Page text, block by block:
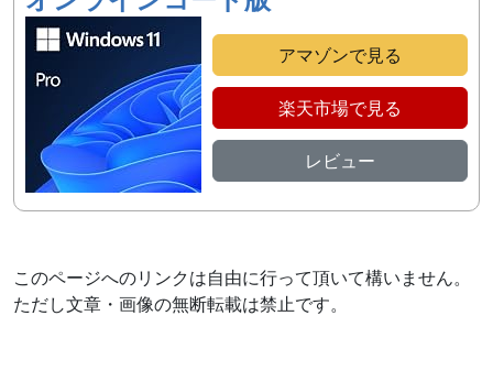
アマゾンで見る
楽天市場で見る
レビュー
このページへのリンクは自由に行って頂いて構いません。
ただし文章・画像の無断転載は禁止です。